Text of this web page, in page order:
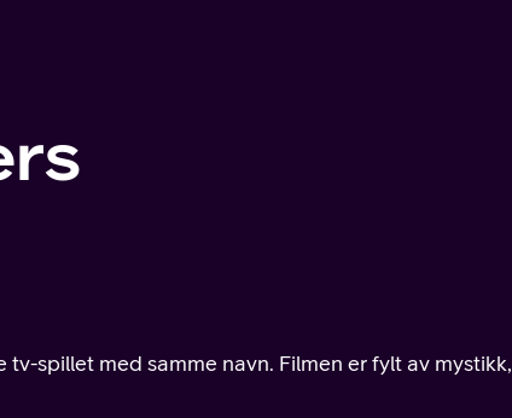
spillet med samme navn. Filmen er fylt av mystikk,